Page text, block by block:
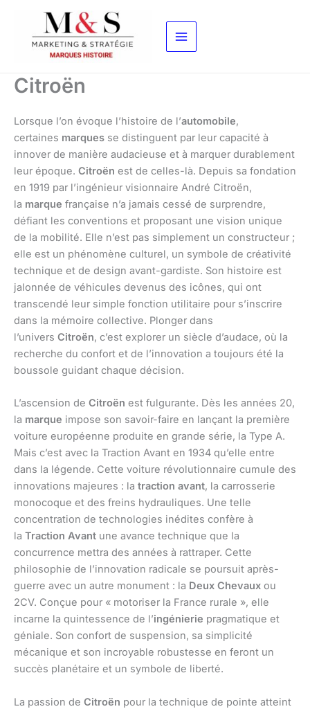
contenu
Citroën
Lorsque l’on évoque l’histoire de l’automobile,
certaines marques se distinguent par leur capacité à
innover de manière audacieuse et à marquer durablement
leur époque. Citroën est de celles-là. Depuis sa fondation
en 1919 par l’ingénieur visionnaire André Citroën,
la marque française n’a jamais cessé de surprendre,
défiant les conventions et proposant une vision unique
de la mobilité. Elle n’est pas simplement un constructeur ;
elle est un phénomène culturel, un symbole de créativité
technique et de design avant-gardiste. Son histoire est
jalonnée de véhicules devenus des icônes, qui ont
transcendé leur simple fonction utilitaire pour s’inscrire
dans la mémoire collective. Plonger dans
l’univers Citroën, c’est explorer un siècle d’audace, où la
recherche du confort et de l’innovation a toujours été la
boussole guidant chaque décision.
L’ascension de Citroën est fulgurante. Dès les années 20,
la marque impose son savoir-faire en lançant la première
voiture européenne produite en grande série, la Type A.
Mais c’est avec la Traction Avant en 1934 qu’elle entre
dans la légende. Cette voiture révolutionnaire cumule des
innovations majeures : la traction avant, la carrosserie
monocoque et des freins hydrauliques. Une telle
concentration de technologies inédites confère à
la Traction Avant une avance technique que la
concurrence mettra des années à rattraper. Cette
philosophie de l’innovation radicale se poursuit après-
guerre avec un autre monument : la Deux Chevaux ou
2CV. Conçue pour « motoriser la France rurale », elle
incarne la quintessence de l’ingénierie pragmatique et
géniale. Son confort de suspension, sa simplicité
mécanique et son incroyable robustesse en feront un
succès planétaire et un symbole de liberté.
La passion de Citroën pour la technique de pointe atteint